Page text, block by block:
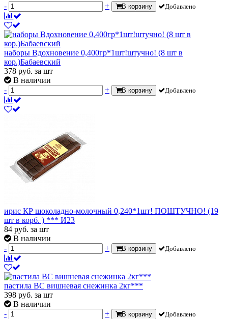
-
+ В корзину Добавлено
наборы Вдохновение 0,400гр*1шт!штучно! (8 шт в
кор.)Бабаевский
378 руб. за шт
В наличии
-
+ В корзину Добавлено
ирис КР шоколадно-молочный 0,240*1шт! ПОШТУЧНО! (19
шт в корб. ) *** И23
84 руб. за шт
В наличии
-
+ В корзину Добавлено
пастила ВС вишневая снежинка 2кг***
398 руб. за шт
В наличии
-
+ В корзину Добавлено